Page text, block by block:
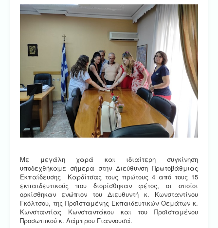
Με μεγάλη χαρά και ιδιαίτερη συγκίνηση
υποδεχθήκαμε σήμερα στην Διεύθυνση Πρωτοβάθμιας
Εκπαίδευσης Καρδίτσας τους πρώτους 4 από τους 15
εκπαιδευτικούς που διορίσθηκαν φέτος, οι οποίοι
ορκίσθηκαν ενώπιον του Διευθυντή κ. Κωνσταντίνου
Γκόλτσου, της Προϊσταμένης Εκπαιδευτικών Θεμάτων κ.
Κωνσταντίας Κωνσταντάκου και του Προϊσταμένου
Προσωπικού κ. Λάμπρου Γιαννουσά.